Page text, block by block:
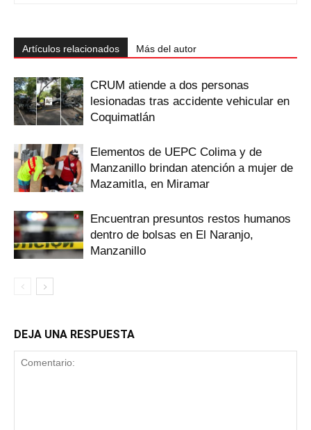
Artículos relacionados Más del autor
CRUM atiende a dos personas
lesionadas tras accidente vehicular en
Coquimatlán
Elementos de UEPC Colima y de
Manzanillo brindan atención a mujer de
Mazamitla, en Miramar
Encuentran presuntos restos humanos
dentro de bolsas en El Naranjo,
Manzanillo
DEJA UNA RESPUESTA